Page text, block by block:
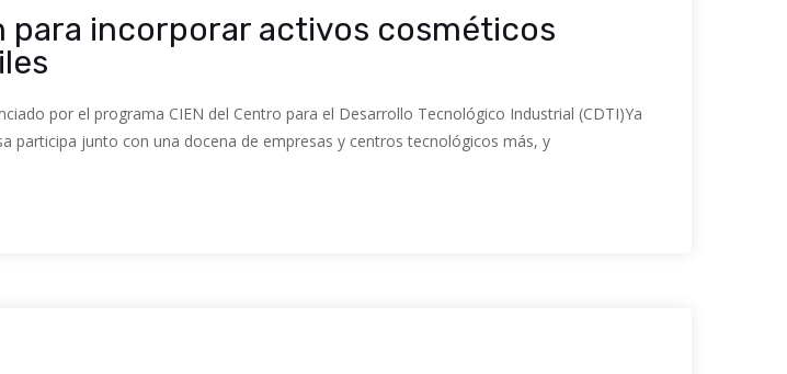
para incorporar activos cosméticos
por el programa CIEN del Centro para el Desarrollo Tecnológico Industrial (CDTI)Ya
participa junto con una docena de empresas y centros tecnológicos más, y